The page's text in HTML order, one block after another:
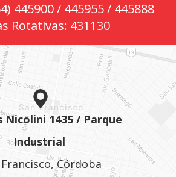
445900 / 445955 / 445888
Rotativas: 431130
Nicolini 1435 / Parque
Industrial
Francisco, Córdoba